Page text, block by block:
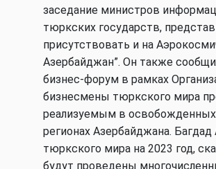
заседание министров
тюркских государств,
присутствовать и на
Азербайджан”. Он также
бизнес-форум в рамках
бизнесмены тюркского мира
реализуемым в освобожденных
регионах Азербайджана.
тюркского мира на 2023 год,
будут проведены